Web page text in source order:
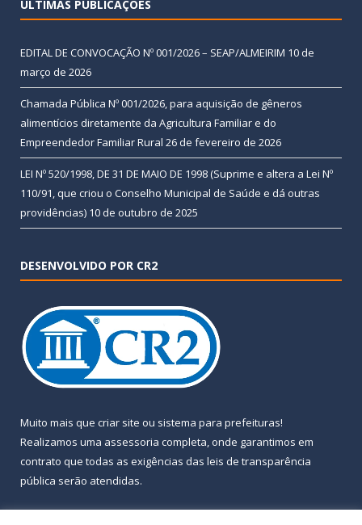
ÚLTIMAS PUBLICAÇÕES
EDITAL DE CONVOCAÇÃO Nº 001/2026 – SEAP/ALMEIRIM 10 de
março de 2026
Chamada Pública Nº 001/2026, para aquisição de gêneros
alimentícios diretamente da Agricultura Familiar e do
Empreendedor Familiar Rural 26 de fevereiro de 2026
LEI Nº 520/1998, DE 31 DE MAIO DE 1998 (Suprime e altera a Lei Nº
110/91, que criou o Conselho Municipal de Saúde e dá outras
providências) 10 de outubro de 2025
DESENVOLVIDO POR CR2
Muito mais que criar site ou sistema para prefeituras!
Realizamos uma assessoria completa, onde garantimos em
contrato que todas as exigências das leis de transparência
pública serão atendidas.